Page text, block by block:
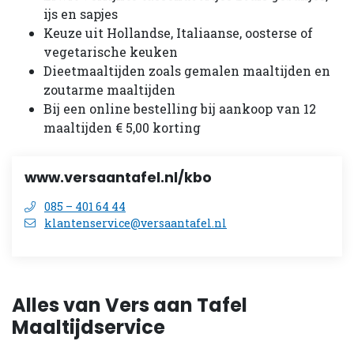
ijs en sapjes
Keuze uit Hollandse, Italiaanse, oosterse of
vegetarische keuken
Dieetmaaltijden zoals gemalen maaltijden en
zoutarme maaltijden
Bij een online bestelling bij aankoop van 12
maaltijden € 5,00 korting
www.versaantafel.nl/kbo
085 – 401 64 44
klantenservice@versaantafel.nl
Alles van Vers aan Tafel
Maaltijdservice